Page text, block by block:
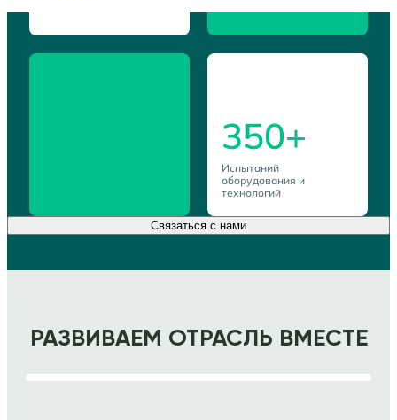
350+
Испытаний
оборудования и
технологий
Связаться с нами
РАЗВИВАЕМ ОТРАСЛЬ ВМЕСТЕ